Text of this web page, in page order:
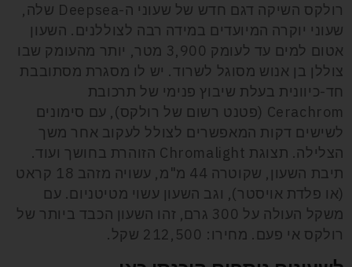
רולקס השיקה דגם חדש של שעוני ה-Deepsea שלה,
שעוני יוקרה המיועדים במידה רבה לצוללנים. השעון
אטום למים עד לעומק 3,900 מטר, יותר מהעומק שבו
צוללן בן אנוש מסוגל לשרוד. יש לו מסגרת מסתובבת
חד-כיוונית בעלת שיבוץ פנימי של תרכובת
Cerachrom (פטנט רשום של רולקס), עם סימונים
לשישים דקות המאפשרים לצולל לעקוב אחר משך
הצלילה. תצוגת Chromalight הזוהרת בחושך ועוד.
תיבת השעון, שקוטרה 44 מ"מ, עשויה מזהב 18 קראט
(או פלדת אויסטר), וגב השעון עשוי מטיטניום. עם
משקל העולה על 300 גרם, זהו השעון הכבד ביותר של
רולקס אי פעם. מחירו: 212,500 שקל.